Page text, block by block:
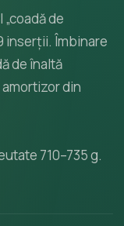
de
inserții. Îmbinare
de înaltă
din
710–735 g.